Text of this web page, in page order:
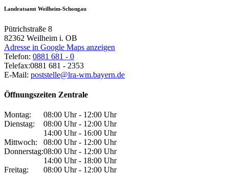
Landratsamt Weilheim-Schongau
Pütrichstraße 8
82362 Weilheim i. OB
Adresse in Google Maps anzeigen
Telefon: 0881 681 - 0
Telefax:0881 681 - 2353
E-Mail: poststelle@lra-wm.bayern.de
Öffnungszeiten Zentrale
Montag:
08:00 Uhr - 12:00 Uhr
Dienstag:
08:00 Uhr - 12:00 Uhr
14:00 Uhr - 16:00 Uhr
Mittwoch:
08:00 Uhr - 12:00 Uhr
Donnerstag:08:00 Uhr - 12:00 Uhr
14:00 Uhr - 18:00 Uhr
Freitag:
08:00 Uhr - 12:00 Uhr